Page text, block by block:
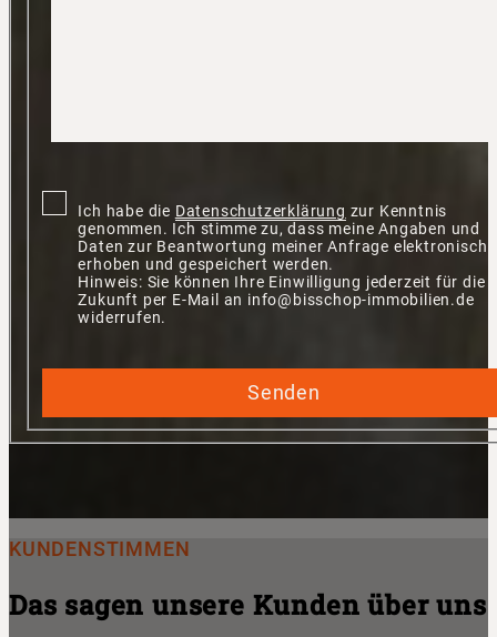
Ich habe die Datenschutzerklärung zur Kenntnis
genommen. Ich stimme zu, dass meine Angaben und
Daten zur Beantwortung meiner Anfrage elektronisch
erhoben und gespeichert werden.
Hinweis: Sie können Ihre Einwilligung jederzeit für die
Zukunft per E-Mail an info@bisschop-immobilien.de
widerrufen.
Senden
KUNDENSTIMMEN
Das sagen unsere Kunden über uns